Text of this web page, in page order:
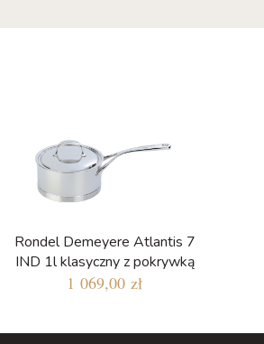
Rondel Demeyere Atlantis 7
IND 1l klasyczny z pokrywką
1 069,00 zł